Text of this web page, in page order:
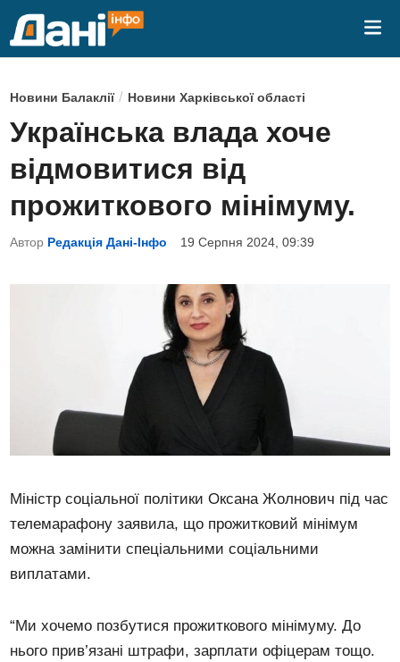
P
o
s
e
d
i
Новини Балаклії/ Новини Харківської області
Українська влада хоче
відмовитися від
прожиткового мінімуму.
Автор Редакція Дані-Інфо 19 Серпня 2024, 09:39
Міністр соціальної політики Оксана Жолнович під час
телемарафону заявила, що прожитковий мінімум
можна замінити спеціальними соціальними
виплатами.
“Ми хочемо позбутися прожиткового мінімуму. До
нього прив’язані штрафи, зарплати офіцерам тощо.